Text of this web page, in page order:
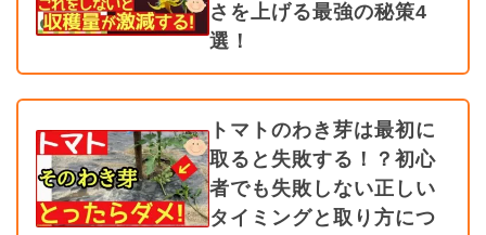
さを上げる最強の秘策4
選！
トマトのわき芽は最初に
取ると失敗する！？初心
者でも失敗しない正しい
タイミングと取り方につ